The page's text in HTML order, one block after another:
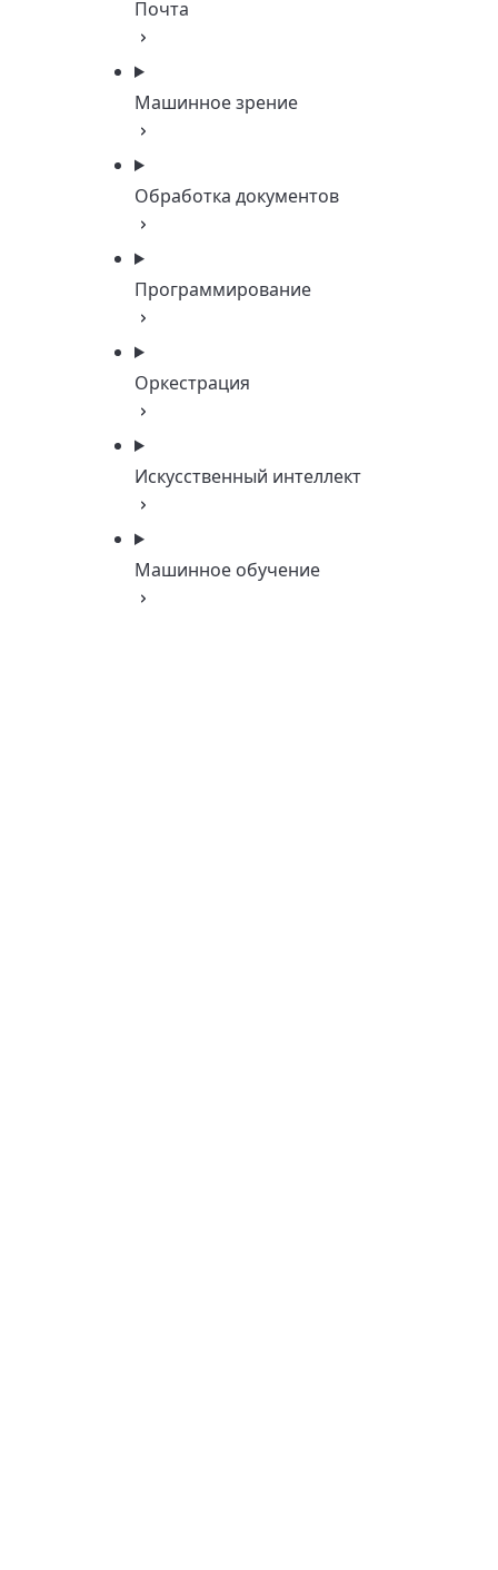
Почта
Машинное зрение
Обработка документов
Программирование
Оркестрация
Искусственный интеллект
Машинное обучение